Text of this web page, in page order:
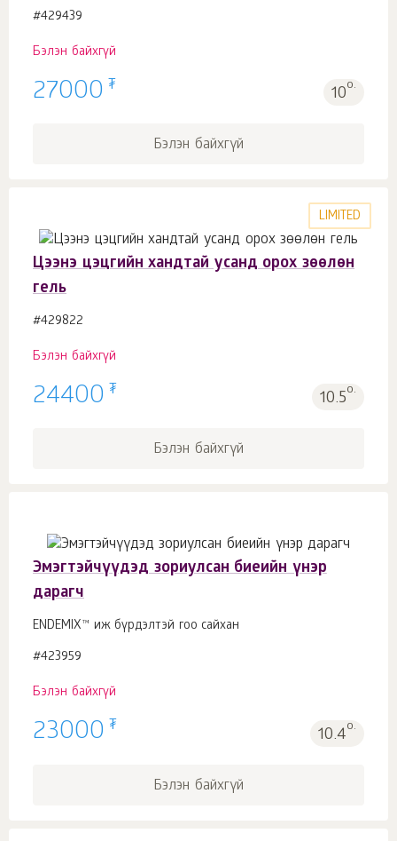
#429439
Бэлэн байхгүй
27000 ₮ 10о.
Бэлэн байхгүй
LIMITED
Цээнэ цэцгийн хандтай усанд орох зөөлөн
гель
#429822
Бэлэн байхгүй
24400 ₮ 10.5о.
Бэлэн байхгүй
Эмэгтэйчүүдэд зориулсан биеийн үнэр
дарагч
ENDEMIX™ иж бүрдэлтэй гоо сайхан
#423959
Бэлэн байхгүй
23000 ₮ 10.4о.
Бэлэн байхгүй